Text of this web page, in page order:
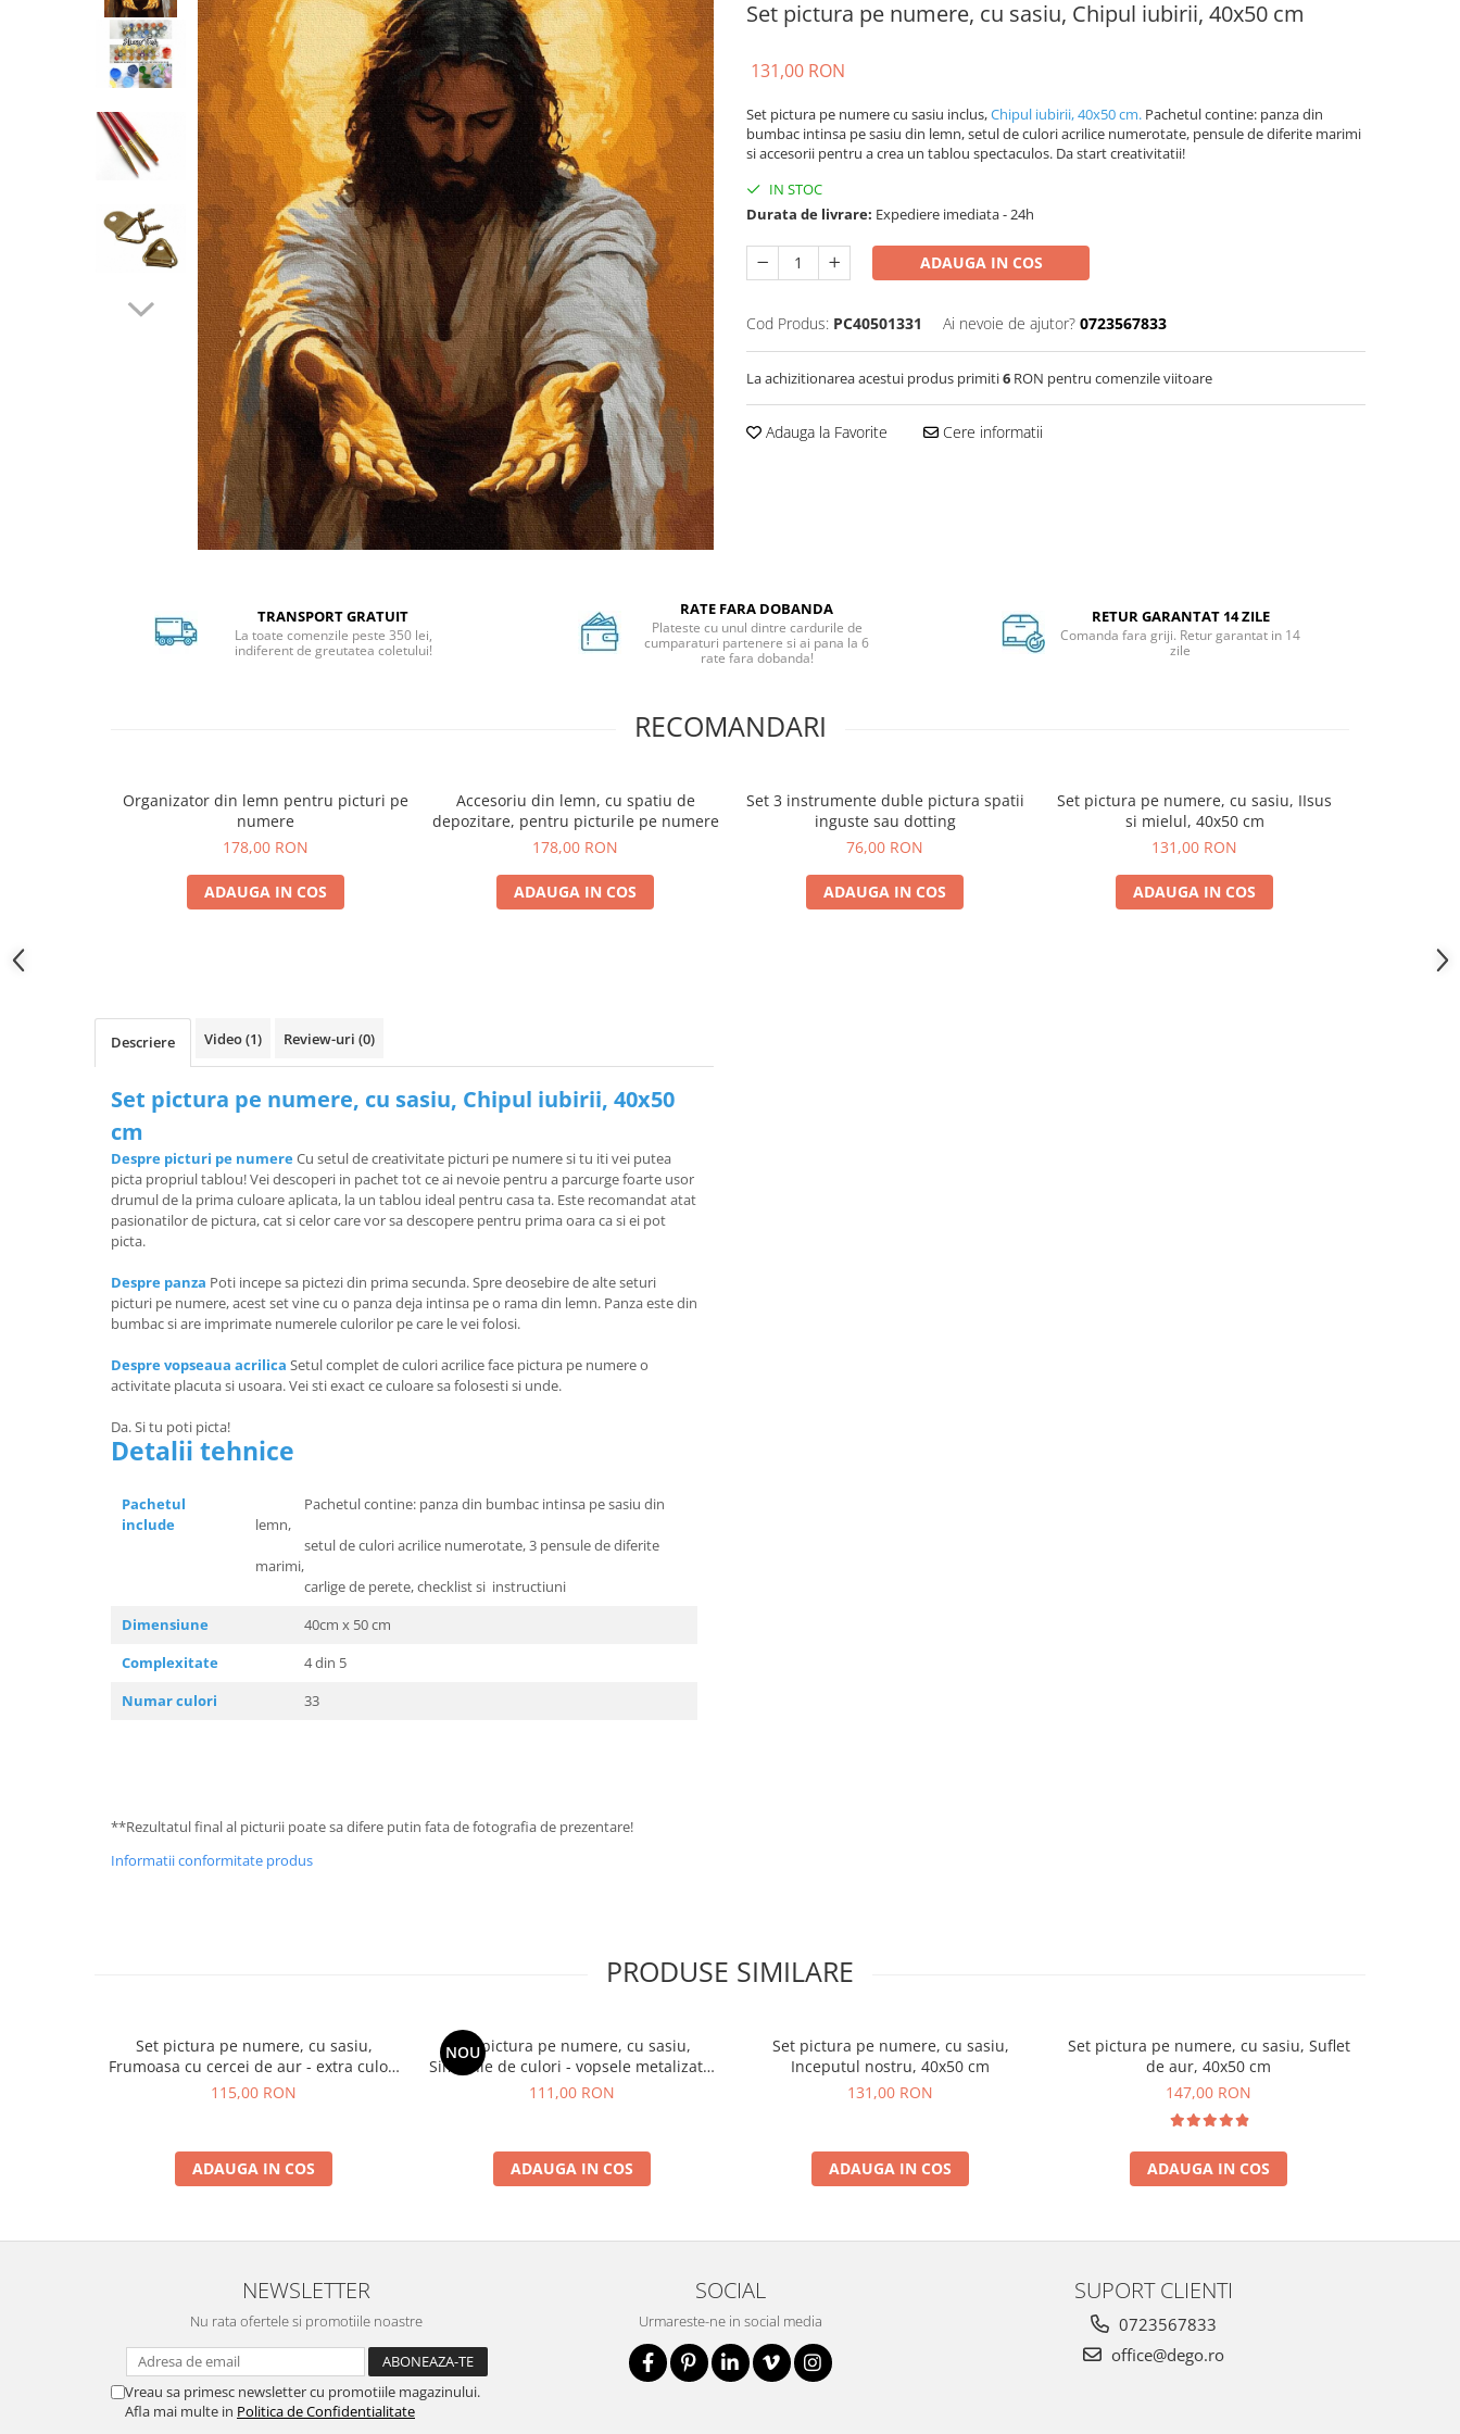
Set pictura pe numere, cu sasiu, Chipul iubirii, 40x50 cm
Facebook
131,00 RON
Set pictura pe numere cu sasiu inclus,Chipul iubirii, 40x50 cm. Pachetul contine: panza din
bumbac intinsa pe sasiu din lemn, setul de culori acrilice numerotate, pensule de diferite marimi
si accesorii pentru a crea un tablou spectaculos. Da start creativitatii!
IN STOC
Durata de livrare: Expediere imediata - 24h
ADAUGA IN COS
Cod Produs: PC40501331 Ai nevoie de ajutor? 0723567833
La achizitionarea acestui produs primiti6 RON pentru comenzile viitoare
Adauga la Favorite Cere informatii
TRANSPORT GRATUIT
La toate comenzile peste 350 lei,
indiferent de greutatea coletului!
RATE FARA DOBANDA
Plateste cu unul dintre cardurile de
cumparaturi partenere si ai pana la 6
rate fara dobanda!
RETUR GARANTAT 14 ZILE
Comanda fara griji. Retur garantat in 14
zile
RECOMANDARI
Organizator din lemn pentru picturi pe
numere
178,00 RON
ADAUGA IN COS
Accesoriu din lemn, cu spatiu de
depozitare, pentru picturile pe numere
178,00 RON
ADAUGA IN COS
Set 3 instrumente duble pictura spatii
inguste sau dotting
76,00 RON
ADAUGA IN COS
Set pictura pe numere, cu sasiu, IIsus
si mielul, 40x50 cm
131,00 RON
ADAUGA IN COS
Descriere Video(1) Review-uri (0)
Set pictura pe numere, cu sasiu, Chipul iubirii, 40x50
cm
Despre picturi pe numereCu setul de creativitate picturi pe numere si tu iti vei putea
picta propriul tablou! Vei descoperi in pachet tot ce ai nevoie pentru a parcurge foarte usor
drumul de la prima culoare aplicata, la un tablou ideal pentru casa ta. Este recomandat atat
pasionatilor de pictura, cat si celor care vor sa descopere pentru prima oara ca si ei pot
picta.
Despre panza Poti incepe sa pictezi din prima secunda. Spre deosebire de alte seturi
picturi pe numere, acest set vine cu o panza deja intinsa pe o rama din lemn. Panza este din
bumbac si are imprimate numerele culorilor pe care le vei folosi.
Despre vopseaua acrilica Setul complet de culori acrilice face pictura pe numere o
activitate placuta si usoara. Vei sti exact ce culoare sa folosesti si unde.
Da. Si tu poti picta!
Detalii tehnice
Pachetul
include
Pachetul contine: panza din bumbac intinsa pe sasiu din
lemn,
setul de culori acrilice numerotate, 3 pensule de diferite
marimi,
carlige de perete, checklist si instructiuni
Dimensiune
40cm x 50 cm
Complexitate
4 din 5
Numar culori
33
**Rezultatul final al picturii poate sa difere putin fata de fotografia de prezentare!
Informatii conformitate produs
PRODUSE SIMILARE
Set pictura pe numere, cu sasiu,
Frumoasa cu cercei de aur - extra culori
metalizate, 40x50 cm
115,00 RON
ADAUGA IN COS
NOU
Set pictura pe numere, cu sasiu,
Simfonie de culori - vopsele metalizate,
40x50 cm
111,00 RON
ADAUGA IN COS
Set pictura pe numere, cu sasiu,
Inceputul nostru, 40x50 cm
131,00 RON
ADAUGA IN COS
Set pictura pe numere, cu sasiu, Suflet
de aur, 40x50 cm
147,00 RON
ADAUGA IN COS
NEWSLETTER
Nu rata ofertele si promotiile noastre
Vreau sa primesc newsletter cu promotiile magazinului.
Afla mai multe in Politica de Confidentialitate
SOCIAL
Urmareste-ne in social media
SUPORT CLIENTI
0723567833
office@dego.ro